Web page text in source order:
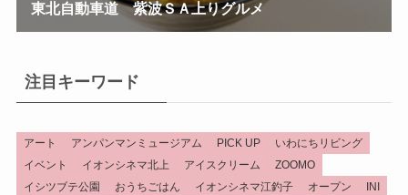
注目キーワード
アート アンパンマンミュージアム PICK UP
いわにちリビング
イベント
イオンシネマ北上 アイスクリーム
ZOOMO
イシツブテ公園
おうちごはん イオンシネマ江釣子 オープン
INI